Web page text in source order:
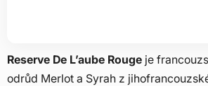
Reserve De L’aube Rouge je
odrůd Merlot a Syrah z